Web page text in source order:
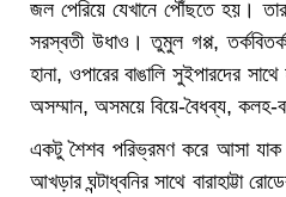
জল পেরিয়ে যেখানে পৌঁছতে হয়।
সরস্বতী উধাও। তুমুল গপ্প,
হানা, ওপারের বাঙালি সুইপারদের
অসম্মান, অসময়ে বিয়ে-বৈধব্য, কলহ-
একটু শৈশব পরিভ্রমণ করে আসা
আখড়ার ঘন্টাধ্বনির সাথে